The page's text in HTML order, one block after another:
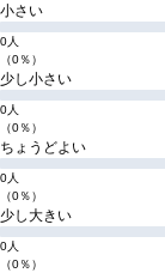
小さい
0人
（0％）
少し小さい
0人
（0％）
ちょうどよい
0人
（0％）
少し大きい
0人
（0％）